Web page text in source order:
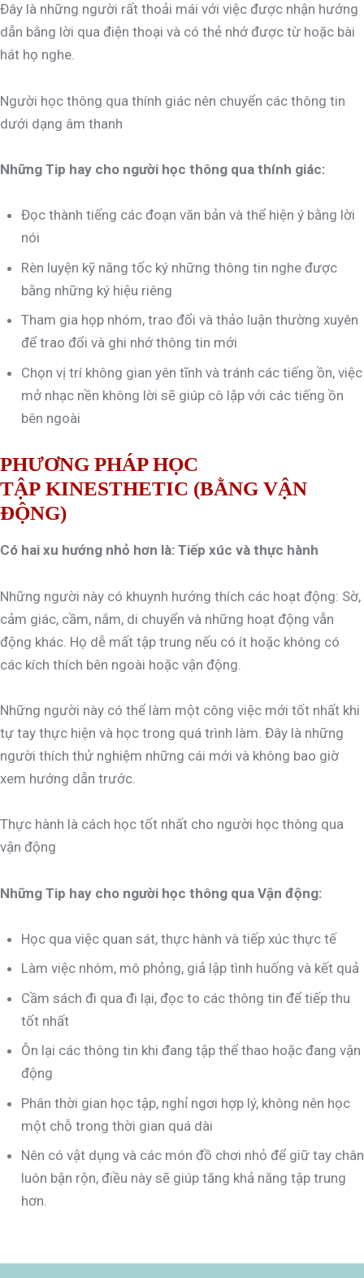
Đây là những người rất thoải mái với việc được nhận hướng
dẫn bằng lời qua điện thoại và có thẻ nhớ được từ hoặc bài
hát họ nghe.
Người học thông qua thính giác nên chuyển các thông tin
dưới dạng âm thanh
Những Tip hay cho người học thông qua thính giác:
Đọc thành tiếng các đoạn văn bản và thể hiện ý bằng lời
nói
Rèn luyện kỹ năng tốc ký những thông tin nghe được
bằng những ký hiệu riêng
Tham gia họp nhóm, trao đổi và thảo luận thường xuyên
để trao đổi và ghi nhớ thông tin mới
Chọn vị trí không gian yên tĩnh và tránh các tiếng ồn, việc
mở nhạc nền không lời sẽ giúp cô lập với các tiếng ồn
bên ngoài
PHƯƠNG PHÁP HỌC
TẬP KINESTHETIC (BẰNG VẬN
ĐỘNG)
Có hai xu hướng nhỏ hơn là: Tiếp xúc và thực hành
Những người này có khuynh hướng thích các hoạt động: Sờ,
cảm giác, cầm, nắm, di chuyển và những hoạt động vẫn
động khác. Họ dễ mất tập trung nếu có ít hoặc không có
các kích thích bên ngoài hoặc vận động.
Những người này có thể làm một công việc mới tốt nhất khi
tự tay thực hiện và học trong quá trình làm. Đây là những
người thích thử nghiệm những cái mới và không bao giờ
xem hướng dẫn trước.
Thực hành là cách học tốt nhất cho người học thông qua
vận động
Những Tip hay cho người học thông qua Vận động:
Học qua việc quan sát, thực hành và tiếp xúc thực tế
Làm việc nhóm, mô phỏng, giả lập tình huống và kết quả
Cầm sách đi qua đi lại, đọc to các thông tin để tiếp thu
tốt nhất
Ôn lại các thông tin khi đang tập thể thao hoặc đang vận
động
Phân thời gian học tập, nghỉ ngơi hợp lý, không nên học
một chỗ trong thời gian quá dài
Nên có vật dụng và các món đồ chơi nhỏ để giữ tay chân
luôn bận rộn, điều này sẽ giúp tăng khả năng tập trung
hơn.